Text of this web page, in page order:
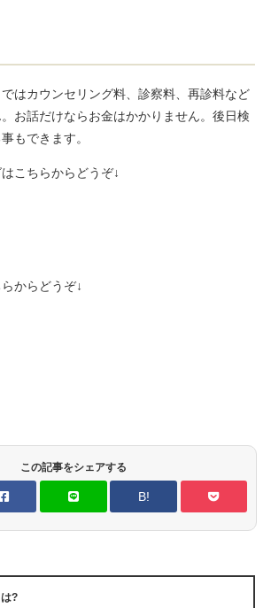
はカウンセリング料、診察料、再診料など
お話だけならお金はかかりません。後日検
もできます。
こちらからどうぞ↓
からどうぞ↓
この記事をシェアする
B!
?